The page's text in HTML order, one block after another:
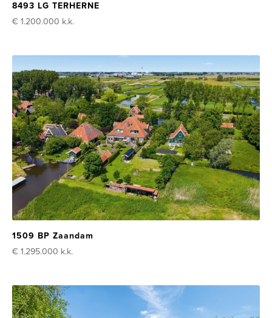
8493 LG TERHERNE
€ 1.200.000 k.k.
1509 BP Zaandam
€ 1.295.000 k.k.